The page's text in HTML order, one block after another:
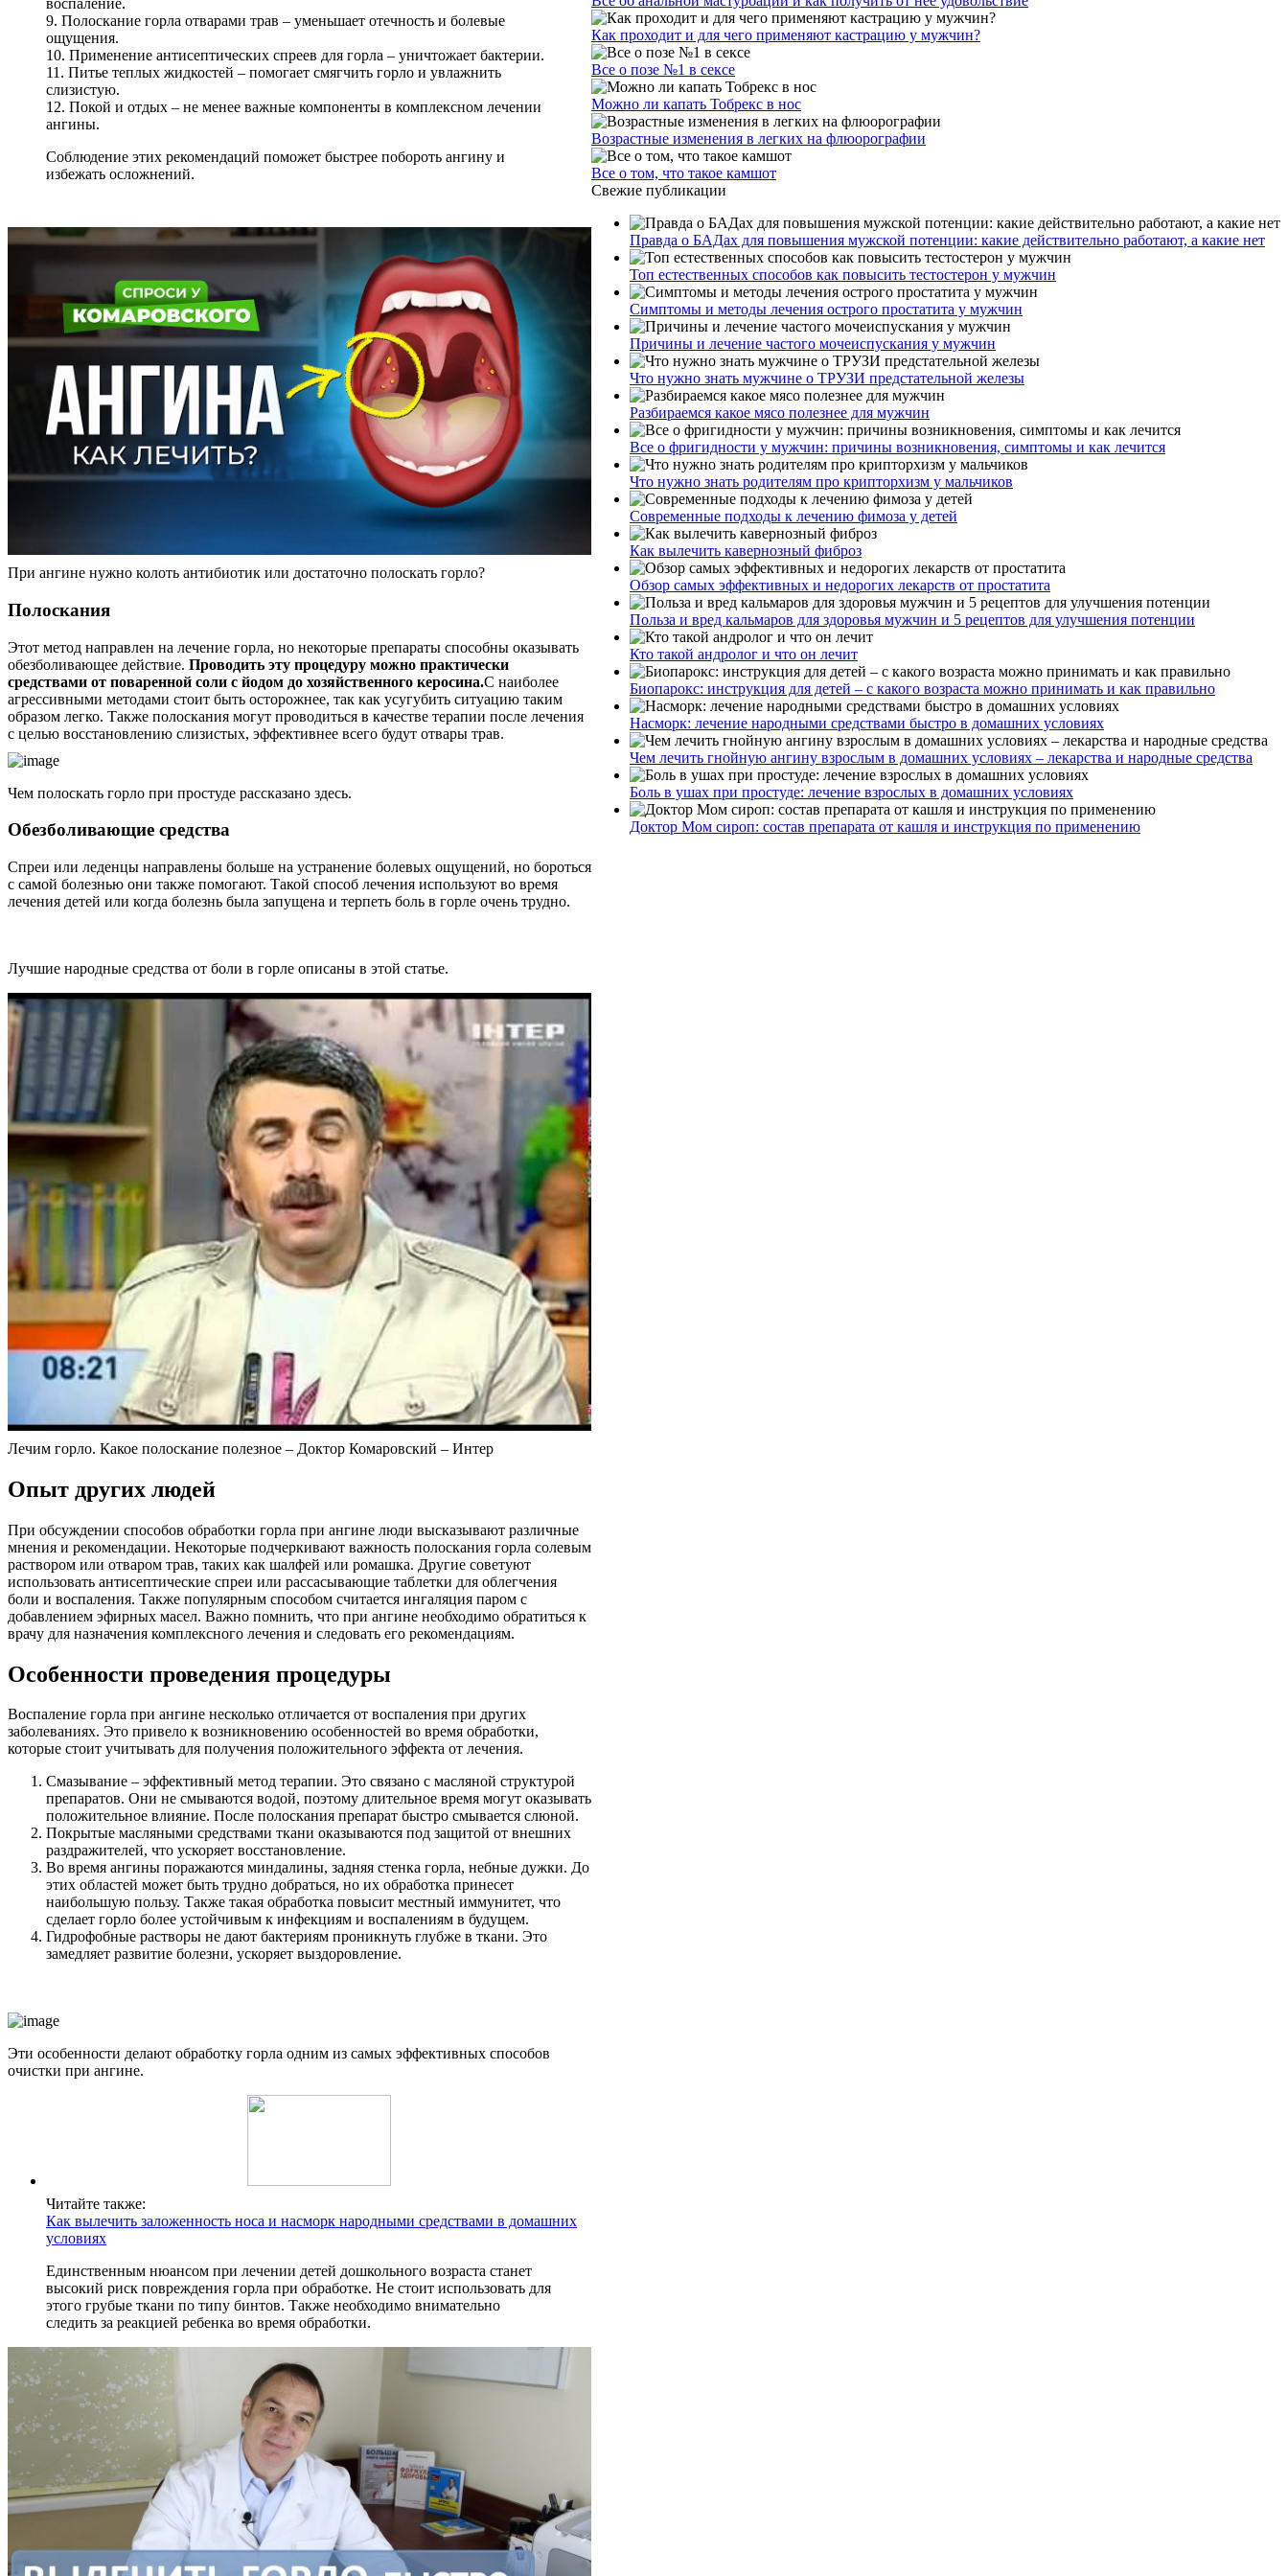
9. Полоскание горла отварами трав – уменьшает отечность и болевые
ощущения.
10. Применение антисептических спреев для горла – уничтожает бактерии.
11. Питье теплых жидкостей – помогает смягчить горло и увлажнить
слизистую.
12. Покой и отдых – не менее важные компоненты в комплексном лечении
ангины.
Соблюдение этих рекомендаций поможет быстрее побороть ангину и
избежать осложнений.
При ангине нужно колоть антибиотик или достаточно полоскать горло?
Полоскания
Этот метод направлен на лечение горла, но некоторые препараты способны оказывать
обезболивающее действие. Проводить эту процедуру можно практически
средствами от поваренной соли с йодом до хозяйственного керосина.С наиболее
агрессивными методами стоит быть осторожнее, так как усугубить ситуацию таким
образом легко. Также полоскания могут проводиться в качестве терапии после лечения
с целью восстановлению слизистых, эффективнее всего будут отвары трав.
Чем полоскать горло при простуде рассказано здесь.
Обезболивающие средства
Спреи или леденцы направлены больше на устранение болевых ощущений, но бороться
с самой болезнью они также помогают. Такой способ лечения используют во время
лечения детей или когда болезнь была запущена и терпеть боль в горле очень трудно.
Лучшие народные средства от боли в горле описаны в этой статье.
Лечим горло. Какое полоскание полезное – Доктор Комаровский – Интер
Опыт других людей
При обсуждении способов обработки горла при ангине люди высказывают различные
мнения и рекомендации. Некоторые подчеркивают важность полоскания горла солевым
раствором или отваром трав, таких как шалфей или ромашка. Другие советуют
использовать антисептические спреи или рассасывающие таблетки для облегчения
боли и воспаления. Также популярным способом считается ингаляция паром с
добавлением эфирных масел. Важно помнить, что при ангине необходимо обратиться к
врачу для назначения комплексного лечения и следовать его рекомендациям.
Особенности проведения процедуры
Воспаление горла при ангине несколько отличается от воспаления при других
заболеваниях. Это привело к возникновению особенностей во время обработки,
которые стоит учитывать для получения положительного эффекта от лечения.
Смазывание – эффективный метод терапии. Это связано с масляной структурой
препаратов. Они не смываются водой, поэтому длительное время могут оказывать
положительное влияние. После полоскания препарат быстро смывается слюной.
Покрытые масляными средствами ткани оказываются под защитой от внешних
раздражителей, что ускоряет восстановление.
Во время ангины поражаются миндалины, задняя стенка горла, небные дужки. До
этих областей может быть трудно добраться, но их обработка принесет
наибольшую пользу. Также такая обработка повысит местный иммунитет, что
сделает горло более устойчивым к инфекциям и воспалениям в будущем.
Гидрофобные растворы не дают бактериям проникнуть глубже в ткани. Это
замедляет развитие болезни, ускоряет выздоровление.
Эти особенности делают обработку горла одним из самых эффективных способов
очистки при ангине.
Читайте также:
Как вылечить заложенность носа и насморк народными средствами в домашних
условиях
Единственным нюансом при лечении детей дошкольного возраста станет
высокий риск повреждения горла при обработке. Не стоит использовать для
этого грубые ткани по типу бинтов. Также необходимо внимательно
следить за реакцией ребенка во время обработки.
Как проходит и для чего применяют кастрацию у мужчин?
Все о позе №1 в сексе
Можно ли капать Тобрекс в нос
Возрастные изменения в легких на флюорографии
Все о том, что такое камшот
Свежие публикации
Правда о БАДах для повышения мужской потенции: какие действительно работают, а какие нет
Топ естественных способов как повысить тестостерон у мужчин
Симптомы и методы лечения острого простатита у мужчин
Причины и лечение частого мочеиспускания у мужчин
Что нужно знать мужчине о ТРУЗИ предстательной железы
Разбираемся какое мясо полезнее для мужчин
Все о фригидности у мужчин: причины возникновения, симптомы и как лечится
Что нужно знать родителям про крипторхизм у мальчиков
Современные подходы к лечению фимоза у детей
Как вылечить кавернозный фиброз
Обзор самых эффективных и недорогих лекарств от простатита
Польза и вред кальмаров для здоровья мужчин и 5 рецептов для улучшения потенции
Кто такой андролог и что он лечит
Биопарокс: инструкция для детей – с какого возраста можно принимать и как правильно
Насморк: лечение народными средствами быстро в домашних условиях
Чем лечить гнойную ангину взрослым в домашних условиях – лекарства и народные средства
Боль в ушах при простуде: лечение взрослых в домашних условиях
Доктор Мом сироп: состав препарата от кашля и инструкция по применению